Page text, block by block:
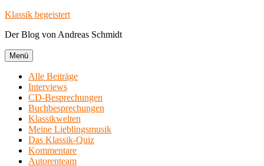
Zum
springen
Klassik begeistert
Der Blog von Andreas Schmidt
Menü
Alle Beiträge
Interviews
CD-Besprechungen
Buchbesprechungen
Klassikwelten
Meine Lieblingsmusik
Das Klassik-Quiz
Kommentare
Autorenteam